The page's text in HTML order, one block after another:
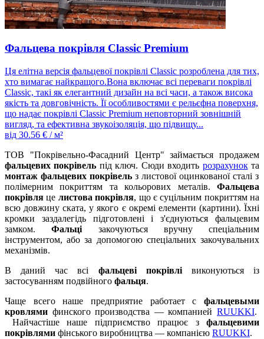
Фальцева покрівля Classic Premium
Ця елітна версія фальцевої покрівлі Classic розроблена для тих,
хто вимагає найкращого.Вона включає всі переваги покрівлі
Classic, такі як елегантний дизайн на всі часи, а також висока
якість та довговічність. Її особливостями є рельєфна поверхня,
що надає покрівлі Classic Premium неповторний зовнішній
вигляд, та ефективна звукоізоляція, що підвищу...
від 30.56 € / м²
ТОВ "Покрівельно-Фасадний Центр" займається продажем
фальцевих покрівель під ключ. Сюди входить розрахунокта
монтаж фальцевих покрівель з листової оцинкованої сталі з
полімерним покриттям та кольорових металів. Фальцева
покрівля це листова покрівля, що є суцільним покриттям на
всю довжину ската, у якого є окремі елементи (картини). Їхні
кромки заздалегідь підготовлені і з'єднуються фальцевим
замком.Фальці закочуються вручну спеціальним
інструментом, або за допомогою спеціальних закочувальних
механізмів.
В даний час всі фальцеві покрівлівиконуються із
застосуванням подвійного фальця.
Чаще всего наше предприятие работает с фальцевыми
кровлями финского производства — компанией RUUKKI.
Найчастіше наше підприємство працює з фальцевими
покрівлями фінського виробництва — компанією RUUKKI.